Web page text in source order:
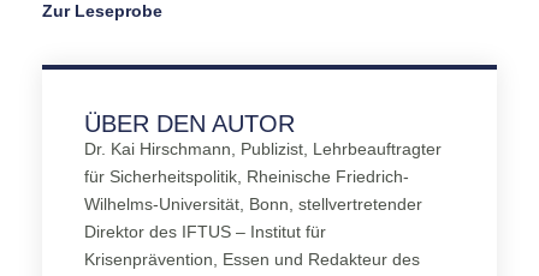
Zur Leseprobe
ÜBER DEN AUTOR
Dr. Kai Hirschmann, Publizist, Lehrbeauftragter
für Sicherheitspolitik, Rheinische Friedrich-
Wilhelms-Universität, Bonn, stellvertretender
Direktor des IFTUS – Institut für
Krisenprävention, Essen und Redakteur des